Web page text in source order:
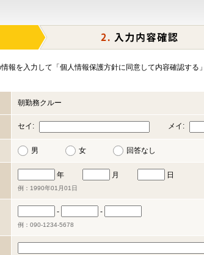
報を入力して「個人情報保護方針に同意して内容確認する
朝勤務クルー
セイ: メイ:
男 女 回答なし
年 月 日
例：1990年01月01日
- -
例：090-1234-5678